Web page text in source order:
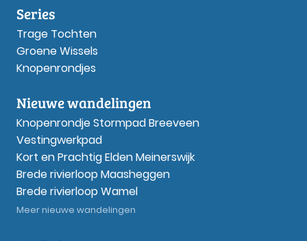
Series
Trage Tochten
Groene Wissels
Knopenrondjes
Nieuwe wandelingen
Knopenrondje Stormpad Breeveen
Vestingwerkpad
Kort en Prachtig Elden Meinerswijk
Brede rivierloop Maasheggen
Brede rivierloop Wamel
Meer nieuwe wandelingen